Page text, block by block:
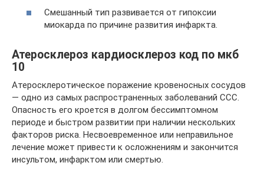
Смешанный тип развивается от гипоксии
миокарда по причине развития инфаркта.
Атеросклероз кардиосклероз код по мкб
10
Атеросклеротическое поражение кровеносных сосудов
— одно из самых распространенных заболеваний ССС.
Опасность его кроется в долгом бессимптомном
периоде и быстром развитии при наличии нескольких
факторов риска. Несвоевременное или неправильное
лечение может привести к осложнениям и закончится
инсультом, инфарктом или смертью.